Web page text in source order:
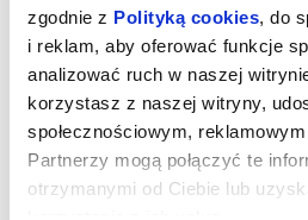
zgodnie z Polityką cookies, do
i reklam, aby oferować funkcje
analizować ruch w naszej
korzystasz z naszej witryny,
społecznościowym,
Partnerzy mogą połączyć te
otrzymanymi od Ciebie lub